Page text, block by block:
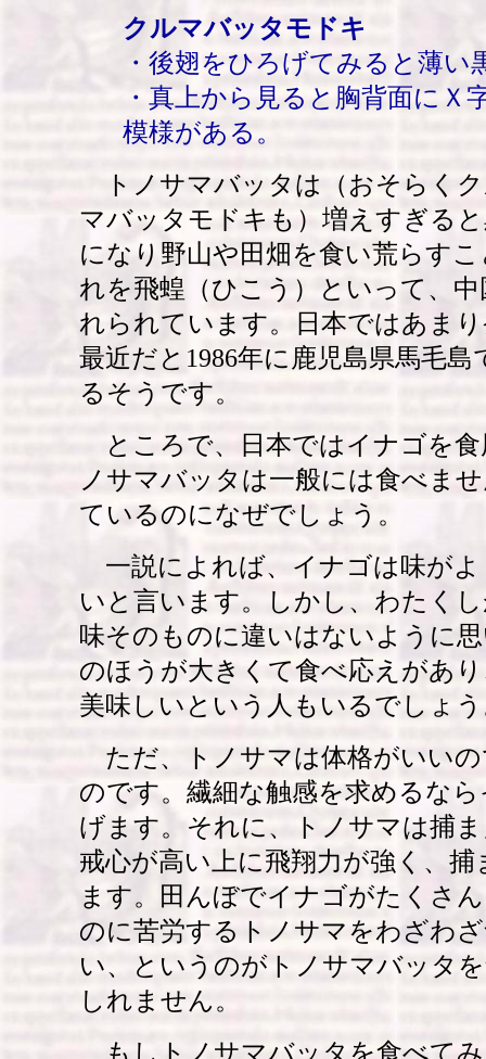
クルマバッタモドキ
・後翅をひろげてみると薄い
・真上から見ると胸背面にＸ
模様がある。
トノサマバッタは（おそらく
マバッタモドキも）増えすぎる
になり野山や田畑を食い荒らす
れを飛蝗（ひこう）といって、
れられています。日本ではあま
最近だと1986年に鹿児島県馬毛
るそうです。
ところで、日本ではイナゴを
ノサマバッタは一般には食べま
ているのになぜでしょう。
一説によれば、イナゴは味が
いと言います。しかし、わたく
味そのものに違いはないように
のほうが大きくて食べ応えがあ
美味しいという人もいるでしょ
ただ、トノサマは体格がいい
のです。繊細な触感を求めるな
げます。それに、トノサマは捕
戒心が高い上に飛翔力が強く、
ます。田んぼでイナゴがたくさ
のに苦労するトノサマをわざわ
い、というのがトノサマバッタ
しれません。
もしトノサマバッタを食べて